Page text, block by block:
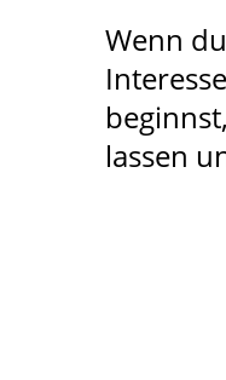
Wenn
lassen